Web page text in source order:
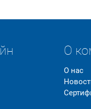
О
О нас